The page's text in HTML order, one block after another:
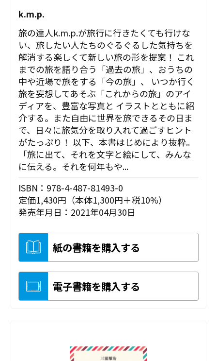
k.m.p.
旅の達人k.m.p.が旅行に行きたくても行けな
い、旅したい人たちのぐるぐるした気持ちを
解消する楽しくて新しい旅の形を提案！ これ
までの旅を語り合う「過去の旅」、おうちの
中や近場で旅をする「今の旅」、 いつか行く
旅を妄想してあそぶ「これからの旅」のアイ
ディアを、豊富な写真と イラストとともに紹
介する。また自由に世界を旅できるその日ま
で、日々に旅気分を取り入れて過ごすヒント
がたっぷり！ 以下、本書はじめにより抜粋。
「旅に出て、それを文字と絵にして、みんな
に伝える。それを何年もや...
ISBN：978-4-487-81493-0
定価1,430円（本体1,300円＋税10%）
発売年月日：2021年04月30日
紙の書籍を購入する
電子書籍を購入する